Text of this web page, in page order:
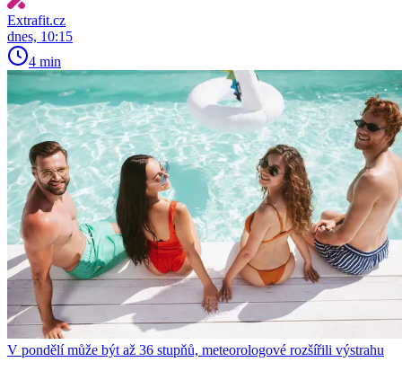
Extrafit.cz
dnes, 10:15
4 min
V pondělí může být až 36 stupňů, meteorologové rozšířili výstrahu